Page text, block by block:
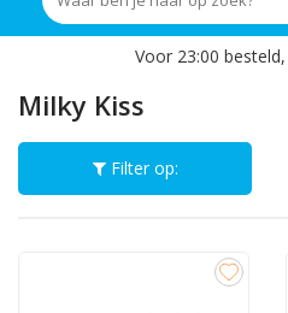
Voor 23:00
Milky Kiss
Filter op: